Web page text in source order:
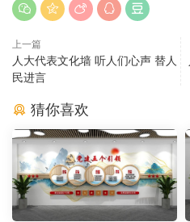
上一篇
人大代表文化墙 听人们心声 替人
民进言
猜你喜欢